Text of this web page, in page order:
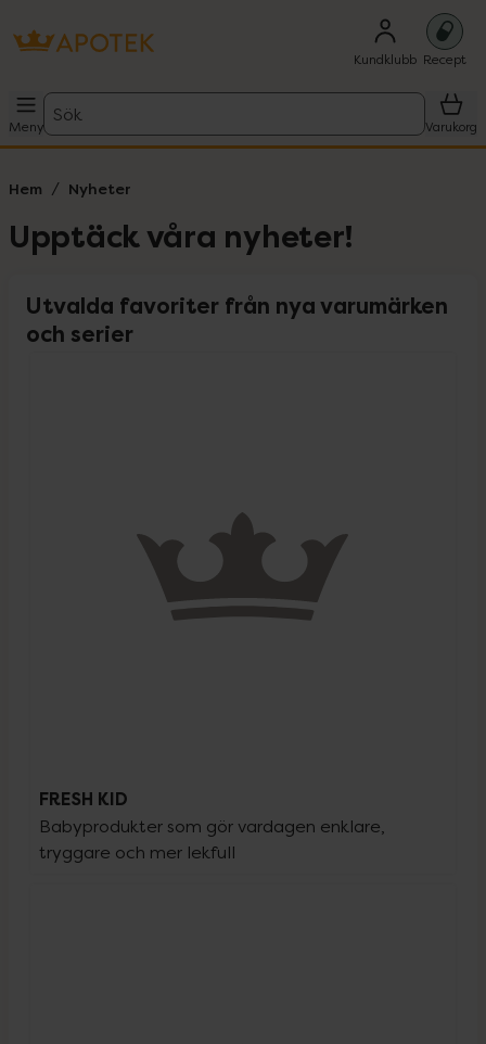
Kundklubb Recept
Meny
Sök
Varukorg
Hem Nyheter
Upptäck våra nyheter!
Utvalda favoriter från nya varumärken
och serier
FRESH KID
Babyprodukter som gör vardagen enklare,
tryggare och mer lekfull